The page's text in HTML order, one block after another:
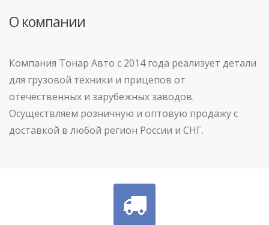
О компании
Компания Тонар Авто с 2014 года реализует детали
для грузовой техники и прицепов от
отечественных и зарубежных заводов.
Осуществляем розничную и оптовую продажу с
доставкой в любой регион России и СНГ.